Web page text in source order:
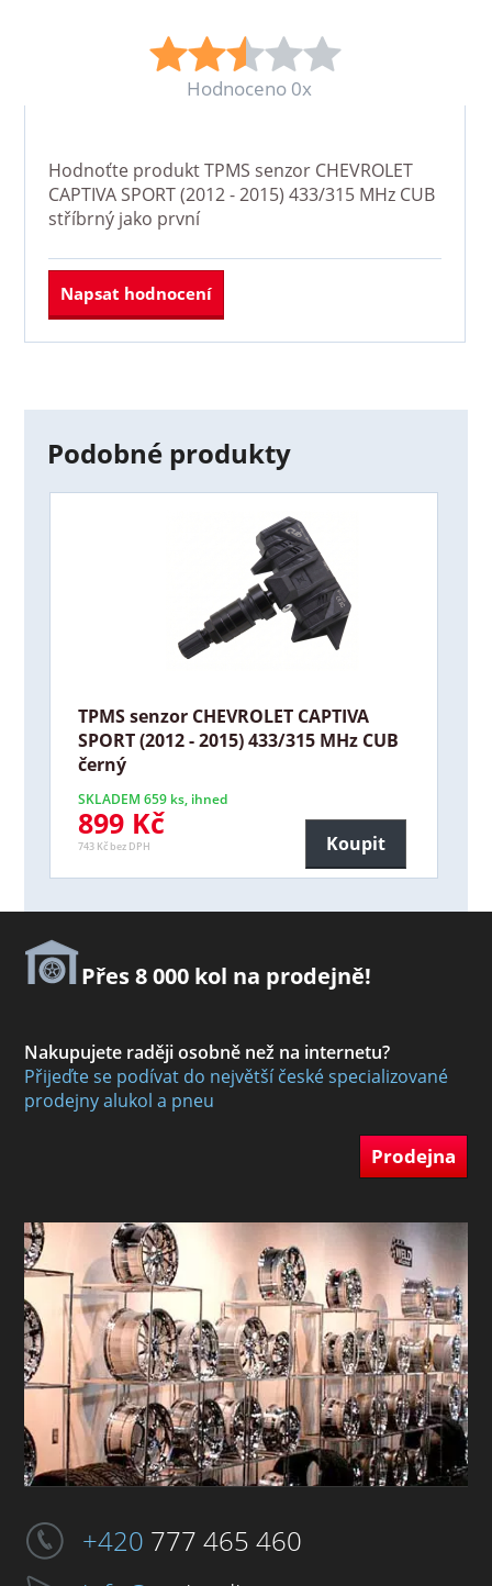
Hodnoceno 0x
Hodnoťte produktTPMS senzor CHEVROLET
CAPTIVA SPORT (2012 - 2015) 433/315 MHz CUB
stříbrnýjako první
Napsat hodnocení
Podobné produkty
TPMS senzor CHEVROLET CAPTIVA
SPORT (2012 - 2015) 433/315 MHz CUB
černý
SKLADEM 659 ks, ihned
899 Kč
743 Kč bez DPH Koupit
Přes 8 000 kol na prodejně!
Nakupujete raději osobně než na internetu?
Přijeďte se podívat do největší české specializované
prodejny alukol a pneu
Prodejna
+420 777 465 460